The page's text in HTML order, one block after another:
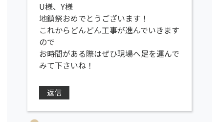
U様、Y様
地鎮祭おめでとうございます！
これからどんどん工事が進んでいきます
ので
お時間がある際はぜひ現場へ足を運んで
みて下さいね！
返信